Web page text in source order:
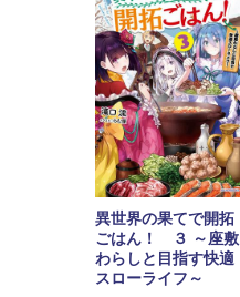
異世界の果てで開拓
ごはん！ ３ ～座敷
わらしと目指す快適
スローライフ～